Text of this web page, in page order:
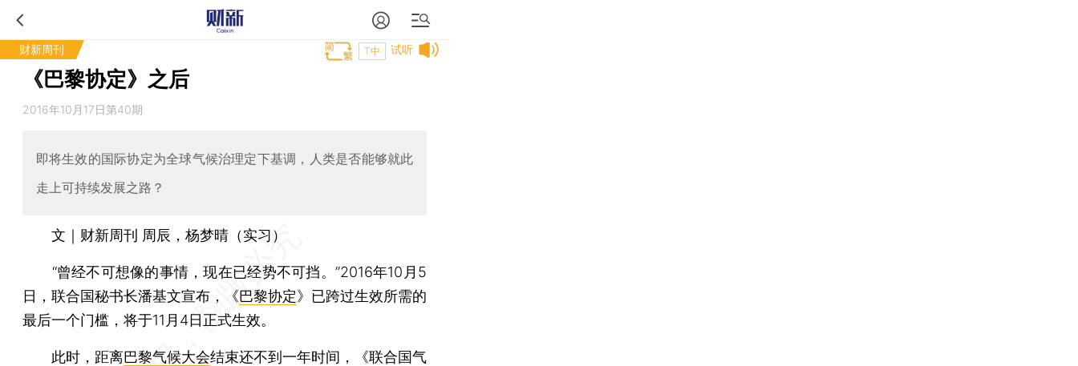
财新周刊 试听
T中
《巴黎协定》之后
2016年10月17日第40期
即将生效的国际协定为全球气候治理定下基调，人类是否能够就此
走上可持续发展之路？
文｜财新周刊 周辰，杨梦晴（实习）
“曾经不可想像的事情，现在已经势不可挡。”2016年10月5
日，联合国秘书长潘基文宣布，《巴黎协定》已跨过生效所需的
最后一个门槛，将于11月4日正式生效。
此时，距离巴黎气候大会结束还不到一年时间，《联合国气